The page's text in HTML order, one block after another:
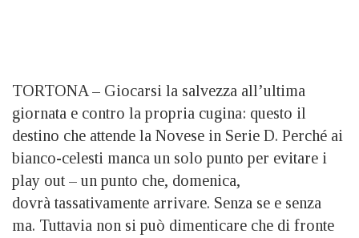
TORTONA – Giocarsi la salvezza all’ultima
giornata e contro la propria cugina: questo il
destino che attende la Novese in Serie D. Perché ai
bianco-celesti manca un solo punto per evitare i
play out – un punto che, domenica,
dovrà tassativamente arrivare. Senza se e senza
ma. Tuttavia non si può dimenticare che di fronte